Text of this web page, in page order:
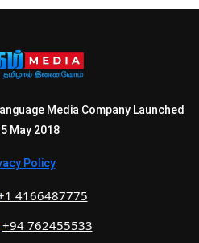
Media Company Launched
May 2018
Policy
4166487775
+94 762455533